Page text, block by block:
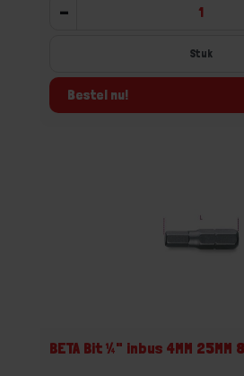
-
Stuk
Bestel nu!
BETA Bit ¼" inbus 4MM 25MM